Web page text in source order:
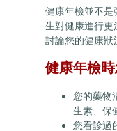
健康年檢並不是
生對健康進行更
討論您的健康狀
健康年檢
您的藥物
生素、保
您看診過